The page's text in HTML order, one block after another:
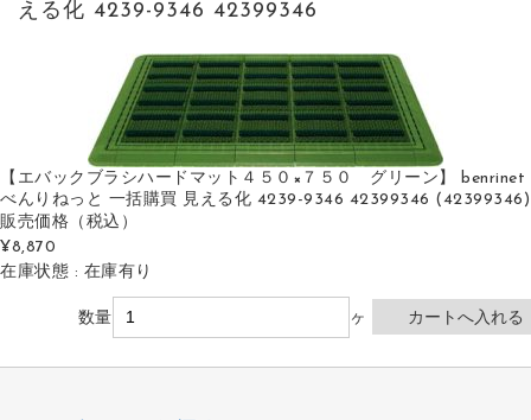
える化 4239-9346 42399346
【エバックブラシハードマット４５０×７５０ グリーン】 benrinet
べんりねっと 一括購買 見える化 4239-9346 42399346 (42399346)
販売価格 （税込）
¥8,870
在庫状態 : 在庫有り
数量 ヶ